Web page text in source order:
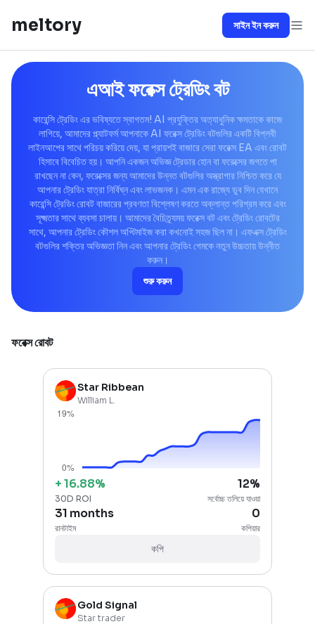
meltory সাইন ইন করুন
এআই ফরেক্স ট্রেডিং বট
কারেন্সি ট্রেডিং এর ভবিষ্যতে স্বাগতম! AI প্রযুক্তির অত্যাধুনিক ক্ষমতাকে কাজে
লাগিয়ে, আমাদের প্ল্যাটফর্ম আপনাকে AI ফরেক্স ট্রেডিং বটগুলির একটি বিপ্লবী
লাইনআপের সাথে পরিচয় করিয়ে দেয়, যা প্রায়শই বাজারে সেরা ফরেক্স EA এবং রোবট
হিসাবে বিবেচিত হয়। আপনি একজন অভিজ্ঞ ট্রেডার হোন বা ফরেক্সের জগতে পা
রাখছেন না কেন, ফরেক্সের জন্য আমাদের উন্নত বটগুলির অস্ত্রাগার নিশ্চিত করে যে
আপনার ট্রেডিং যাত্রা নির্বিঘ্ন এবং লাভজনক। এমন এক রাজ্যে ডুব দিন যেখানে
কারেন্সি ট্রেডিং রোবট বাজারের প্রবণতা বিশ্লেষণ করতে অক্লান্ত পরিশ্রম করে এবং
সূক্ষ্মতার সাথে ব্যবসা চালায়। আমাদের বৈচিত্র্যময় ফরেক্স বট এবং ট্রেডিং রোবটের
সাথে, আপনার ট্রেডিং কৌশল অপ্টিমাইজ করা কখনোই সহজ ছিল না। এফএক্স ট্রেডিং
বটগুলির শক্তির অভিজ্ঞতা নিন এবং আপনার ট্রেডিং গেমকে নতুন উচ্চতায় উন্নীত
করুন।
শুরু করুন
ফরেক্স রোবট
Star Ribbean
William L.
+16.88%
30D ROI
12%
সর্বোচ্চ তলিয়ে যাওয়া
31 months
রানটাইম
0
কপিয়ার
কপি
Gold Signal
Star trader